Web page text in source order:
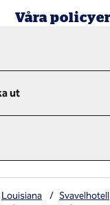
Våra policyer
ut
Louisiana / Svavelhotell